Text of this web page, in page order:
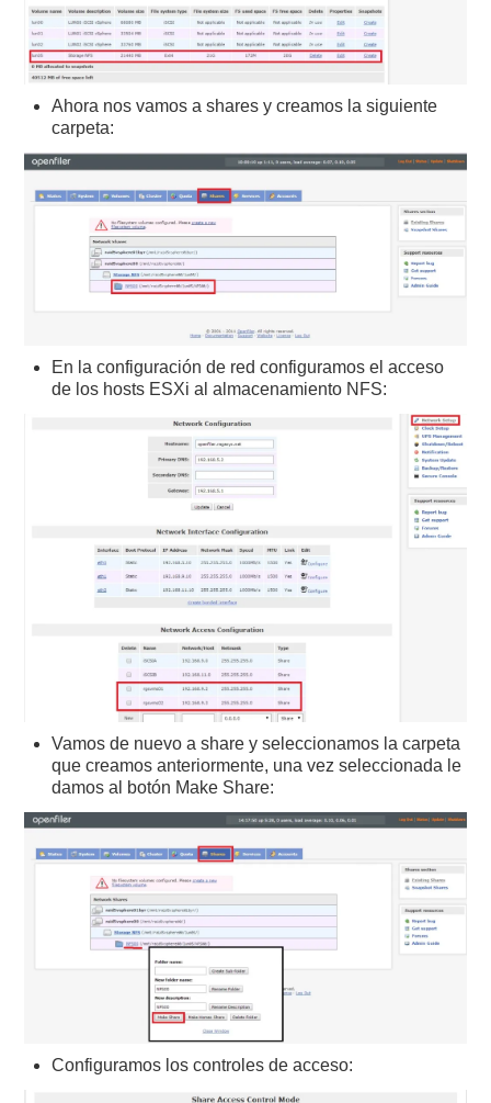
Ahora nos vamos a shares y creamos la siguiente
carpeta:
En la configuración de red configuramos el acceso
de los hosts ESXi al almacenamiento NFS:
Vamos de nuevo a share y seleccionamos la carpeta
que creamos anteriormente, una vez seleccionada le
damos al botón Make Share:
Configuramos los controles de acceso: